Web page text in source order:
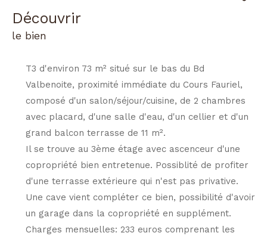
découvrir
le bien
T3 d'environ 73 m² situé sur le bas du Bd
Valbenoite, proximité immédiate du Cours Fauriel,
composé d'un salon/séjour/cuisine, de 2 chambres
avec placard, d'une salle d'eau, d'un cellier et d'un
grand balcon terrasse de 11 m².
Il se trouve au 3ème étage avec ascenceur d'une
copropriété bien entretenue. Possiblité de profiter
d'une terrasse extérieure qui n'est pas privative.
Une cave vient compléter ce bien, possibilité d'avoir
un garage dans la copropriété en supplément.
Charges mensuelles: 233 euros comprenant les